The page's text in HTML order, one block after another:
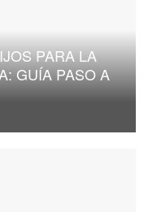
PARA LA
GUÍA PASO A